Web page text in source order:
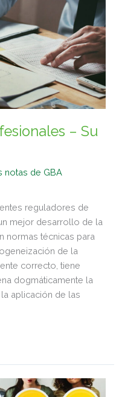
– Su
notas de GBA
reguladores de
mejor desarrollo de la
normas técnicas para
de la
correcto, tiene
dogmáticamente la
aplicación de las